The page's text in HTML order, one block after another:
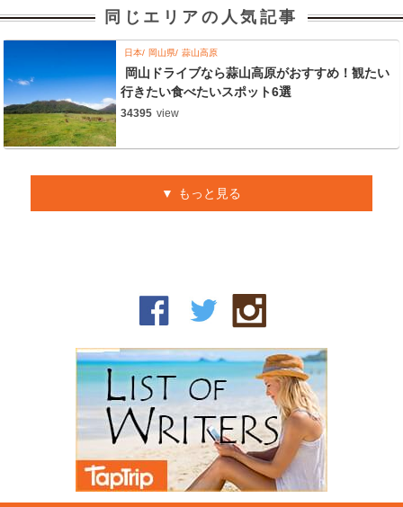
同じエリアの人気記事
日本 岡山県 蒜山高原
岡山ドライブなら蒜山高原がおすすめ！観たい
行きたい食べたいスポット6選
34395 view
もっと見る